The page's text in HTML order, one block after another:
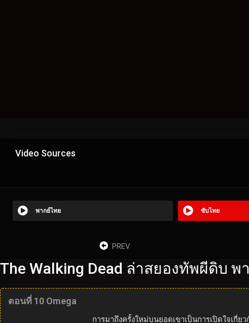
Video Sources
พากย์ไทย ซับไทย
PREV
The Walking Dead ล่าสยองทัพผีดิบ
ตอนที่ 10 Omega
การมาถึงครั้งใหม่บนยอดเขาเป็นการเปิดใจเ